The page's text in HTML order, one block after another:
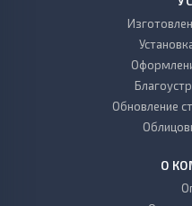
Обновление
О